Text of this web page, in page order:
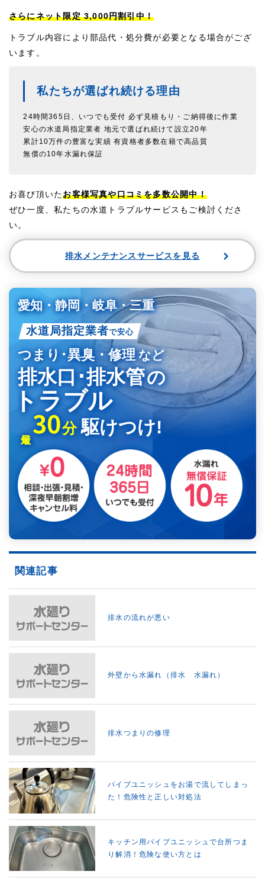
さらにネット限定 3,000円割引中！
トラブル内容により部品代・処分費が必要となる場合がござ
います。
私たちが選ばれ続ける理由
24時間365日、いつでも受付 必ず見積もり・ご納得後に作業
安心の水道局指定業者 地元で選ばれ続けて設立20年
累計10万件の豊富な実績 有資格者多数在籍で高品質
無償の10年水漏れ保証
お喜び頂いたお客様写真や口コミを多数公開中！
ぜひ一度、私たちの水道トラブルサービスもご検討くださ
い。
排水メンテナンスサービスを見る
愛知・静岡・岐阜・三重
水道局指定業者で安心
つまり･異臭・修理など
排水口･排水管の
トラブル
30分 駆けつけ!
関連記事
排水の流れが悪い
外壁から水漏れ（排水 水漏れ）
排水つまりの修理
パイプユニッシュをお湯で流してしまっ
た！危険性と正しい対処法
キッチン用パイプユニッシュで台所つま
り解消！危険な使い方とは